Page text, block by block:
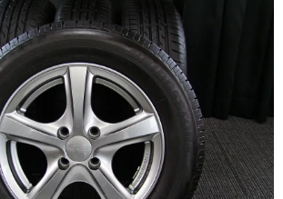
イヤホイール
イヤホイール
イヤホイール
イヤホイール
イヤホイール